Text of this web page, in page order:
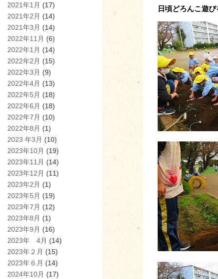
2021年1月 (17)
2021年2月 (14)
2021年3月 (14)
2022年11月 (6)
2022年1月 (14)
2022年2月 (15)
2022年3月 (9)
2022年4月 (13)
2022年5月 (18)
2022年6月 (18)
2022年7月 (10)
2022年8月 (1)
2023 年3月 (10)
2023年10月 (19)
2023年11月 (14)
2023年12月 (11)
2023年2月 (1)
2023年5月 (19)
2023年7月 (12)
2023年8月 (1)
2023年9月 (16)
2023年 4月 (14)
2023年２月 (15)
2023年６月 (14)
2024年10月 (17)
日頃どろんこ遊